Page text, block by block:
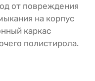
от повреждения
на корпус
каркас
полистирола.